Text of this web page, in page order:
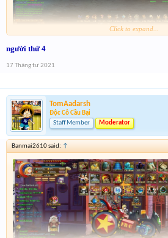
Click to expand...
người thứ 4
17 Tháng tư 2021
TomAadarsh
Độc Cô Cầu Bại
Staff Member
Moderator
Banmai2610 said: ↑